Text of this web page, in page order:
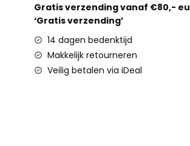
Gratis verzending vanaf €80,-
‘Gratis verzending’
14 dagen bedenktijd
Makkelijk retourneren
Veilig betalen via iDeal